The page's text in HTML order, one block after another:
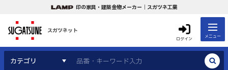
印の家具・建築金物メーカー｜スガツネ工業
スガツネット
ログイン メニュー
カテゴリ